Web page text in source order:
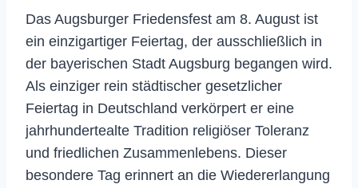
Das Augsburger Friedensfest am 8. August ist
ein einzigartiger Feiertag, der ausschließlich in
der bayerischen Stadt Augsburg begangen wird.
Als einziger rein städtischer gesetzlicher
Feiertag in Deutschland verkörpert er eine
jahrhundertealte Tradition religiöser Toleranz
und friedlichen Zusammenlebens. Dieser
besondere Tag erinnert an die Wiedererlangung